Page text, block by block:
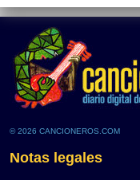
© 2026 CANCIONEROS.COM
Notas legales